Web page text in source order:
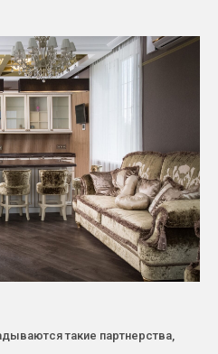
такие партнерства,